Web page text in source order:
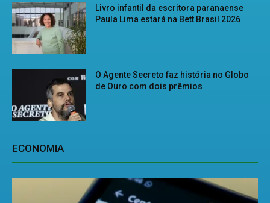
Livro infantil da escritora paranaense
Paula Lima estará na Bett Brasil 2026
O Agente Secreto faz história no Globo
de Ouro com dois prêmios
ECONOMIA